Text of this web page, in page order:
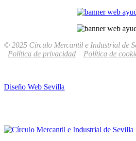
© 2025 Círculo Mercantil e Industrial de
Política de privacidad
Política de
Diseño Web Sevilla